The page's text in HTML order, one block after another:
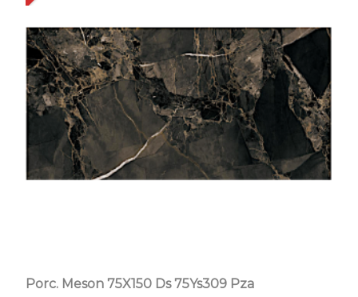
alto
Porc. Meson 75X150 Ds 75Ys309 Pza